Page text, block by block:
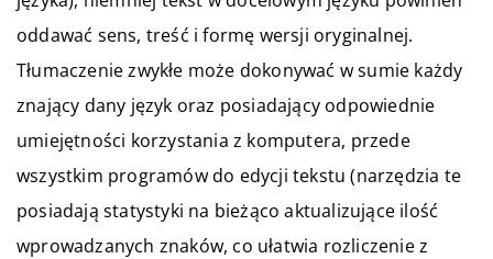
oddawać sens, treść i formę wersji oryginalnej.
Tłumaczenie zwykłe może dokonywać w sumie każdy
znający dany język oraz posiadający odpowiednie
umiejętności korzystania z komputera, przede
wszystkim programów do edycji tekstu (narzędzia te
posiadają statystyki na bieżąco aktualizujące ilość
wprowadzanych znaków, co ułatwia rozliczenie z